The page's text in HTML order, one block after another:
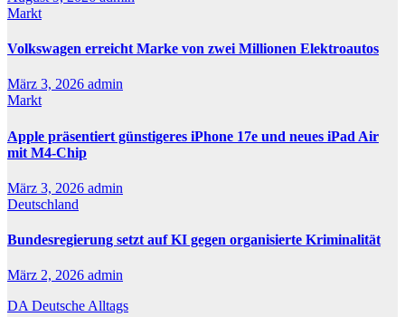
Markt
Volkswagen erreicht Marke von zwei Millionen Elektroautos
März 3, 2026 admin
Markt
Apple präsentiert günstigeres iPhone 17e und neues iPad Air
mit M4-Chip
März 3, 2026 admin
Deutschland
Bundesregierung setzt auf KI gegen organisierte Kriminalität
März 2, 2026 admin
DA Deutsche Alltags